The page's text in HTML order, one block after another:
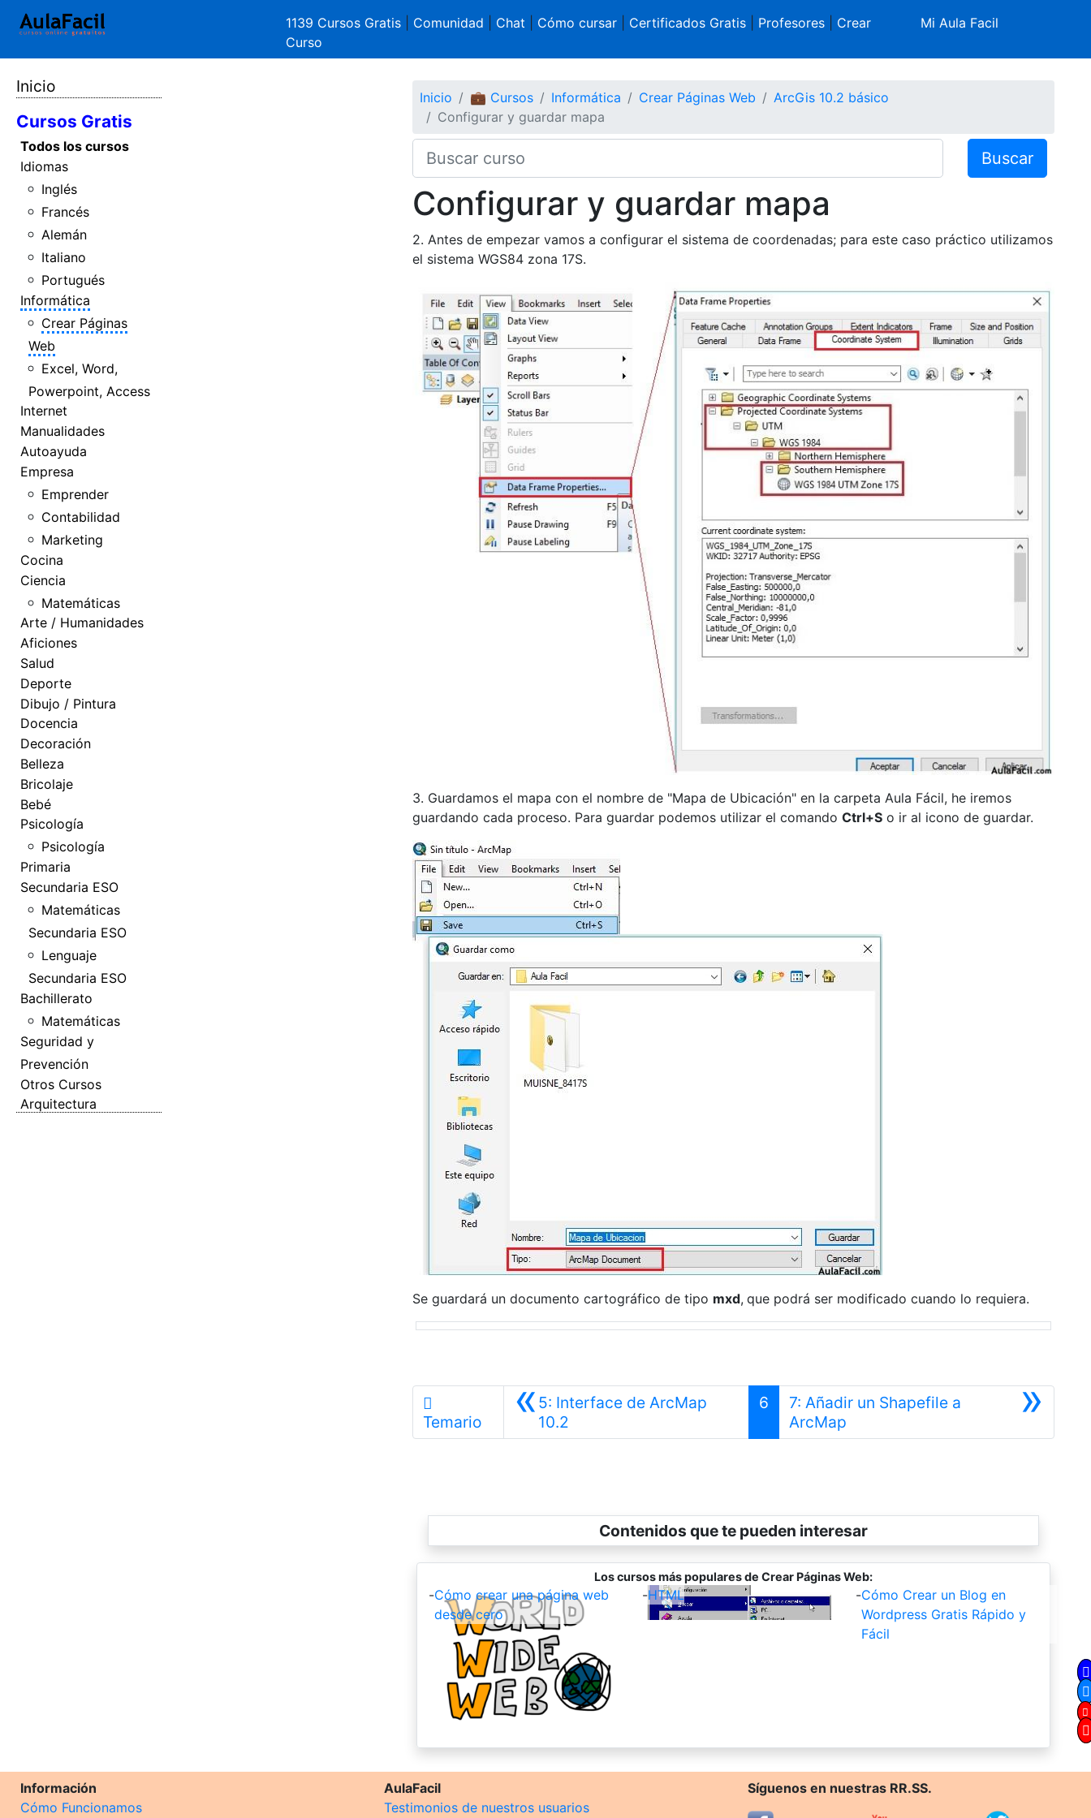
1139 Cursos Gratis Comunidad Chat Cómo cursar| Certificados Gratis| Profesores| Crear
Curso
Mi Aula Facil
Inicio
Cursos Gratis
Todos los cursos
Idiomas
Inglés
Francés
Alemán
Italiano
Portugués
Informática
Crear Páginas
Web
Excel, Word,
Powerpoint, Access
Internet
Manualidades
Autoayuda
Empresa
Emprender
Contabilidad
Marketing
Cocina
Ciencia
Matemáticas
Arte / Humanidades
Aficiones
Salud
Deporte
Dibujo / Pintura
Docencia
Decoración
Belleza
Bricolaje
Bebé
Psicología
Psicología
Primaria
Secundaria ESO
Matemáticas
Secundaria ESO
Lenguaje
Secundaria ESO
Bachillerato
Matemáticas
Seguridad y
Prevención
Otros Cursos
Arquitectura
Inicio 💼 Cursos Informática Crear Páginas Web
ArcGis 10.2 básico
Configurar y guardar mapa
Buscar
Configurar y guardar mapa
2. Antes de empezar vamos a configurar el sistema de coordenadas; para este caso práctico utilizamos
el sistema WGS84 zona 17S.
3. Guardamos el mapa con el nombre de "Mapa de Ubicación" en la carpeta Aula Fácil, he iremos
guardando cada proceso. Para guardar podemos utilizar el comando Ctrl+So ir al icono de guardar.
Se guardará un documento cartográfico de tipo mxd, que podrá ser modificado cuando lo requiera.
Temario «5: Interface de ArcMap
10.2
6 »
7: Añadir un Shapefile a
ArcMap
Contenidos que te pueden interesar
Los cursos más populares de Crear Páginas Web:
-Cómo crear una página web
desde cero
-HTML -Cómo Crear un Blog en
Wordpress Gratis Rápido y
Fácil
Información
Cómo Funcionamos
AulaFacil
Testimonios de nuestros usuarios
Síguenos en nuestras RR.SS.